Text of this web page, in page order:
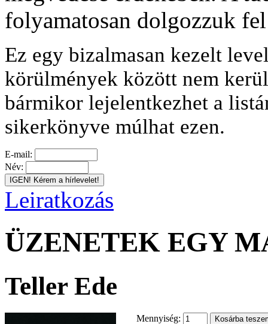
folyamatosan dolgozzuk
Ez egy bizalmasan kezelt
körülmények között nem
bármikor lejelentkezhet a
sikerkönyve múlhat ezen.
E-mail:
Név:
Leiratkozás
ÜZENETEK EGY
Teller Ede
Mennyiség: